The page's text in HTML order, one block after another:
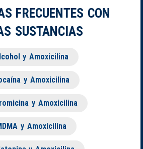
FRECUENTES CON
SUSTANCIAS
y Amoxicilina
y Amoxicilina
y Amoxicilina
y Amoxicilina